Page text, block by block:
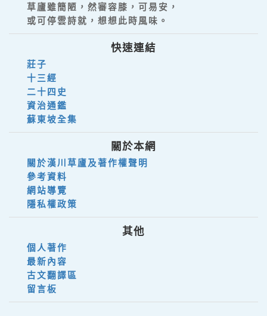
草廬雖簡陋，然審容膝，可易安，
或可停雲詩就，想想此時風味。
快速連結
莊子
十三經
二十四史
資治通鑑
蘇東坡全集
關於本網
關於漢川草廬及著作權聲明
參考資料
網站導覽
隱私權政策
其他
個人著作
最新內容
古文翻譯區
留言板